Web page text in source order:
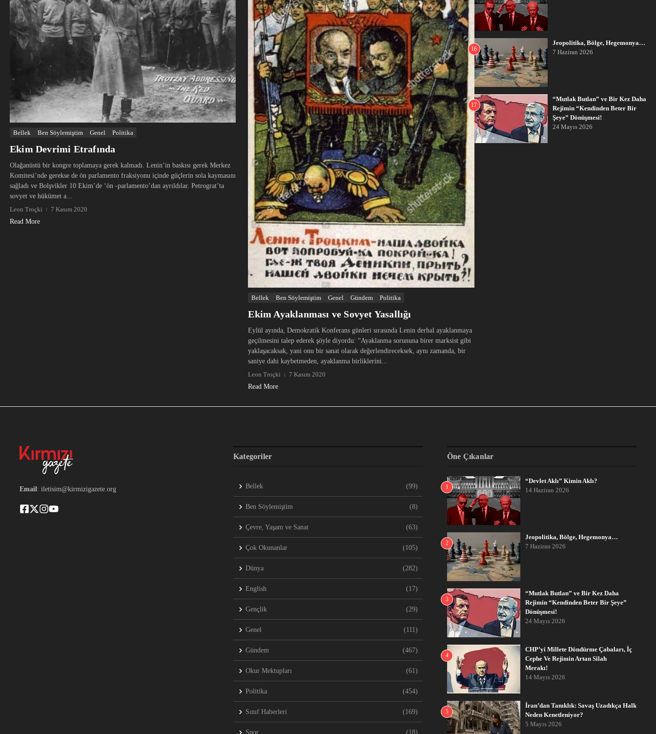
Bellek Ben Söylemiştim Genel Politika
Ekim Devrimi Etrafında
Olağanüstü bir kongre toplamaya gerek kalmadı. Lenin’in baskısı gerek Merkez
Komitesi’nde gerekse de ön parlamento fraksiyonu içinde güçlerin sola kaymasını
sağladı ve Bolşvikler 10 Ekim’de ‘ön -parlamento’dan ayrıldılar. Petrograt’ta
sovyet ve hükümet a...
Leon Troçki
7 Kasım 2020
Read More
Bellek Ben Söylemiştim Genel Gündem Politika
Ekim Ayaklanması ve Sovyet Yasallığı
Eylül ayında, Demokratik Konferans günleri sırasında Lenin derhal ayaklanmaya
geçilmesini talep ederek şöyle diyordu: “Ayaklanma sorununa birer marksist gibi
yaklaşacaksak, yani onu bir sanat olarak değerlendireceksek, aynı zamanda, bir
saniye dahi kaybetmeden, ayaklanma birliklerini...
Leon Troçki
7 Kasım 2020
Read More
16
Jeopolitika, Bölge, Hegemonya…
7 Haziran 2026
17
“Mutlak Butlan” ve Bir Kez Daha
Rejimin “Kendinden Beter Bir
Şeye” Dönüşmesi!
24 Mayıs 2026
Email: iletisim@kirmizigazete.org
Kategoriler
Bellek (99)
Ben Söylemiştim (8)
Çevre, Yaşam ve Sanat (63)
Çok Okunanlar (105)
Dünya (282)
English (17)
Gençlik (29)
Genel (111)
Gündem (467)
Okur Mektupları (61)
Politika (454)
Sınıf Haberleri (169)
Spor (18)
Öne Çıkanlar
1
“Devlet Aklı” Kimin Aklı?
14 Haziran 2026
2
Jeopolitika, Bölge, Hegemonya…
7 Haziran 2026
3
“Mutlak Butlan” ve Bir Kez Daha
Rejimin “Kendinden Beter Bir Şeye”
Dönüşmesi!
24 Mayıs 2026
4
CHP’yi Millete Döndürme Çabaları, İç
Cephe Ve Rejimin Artan Silah
Merakı!
14 Mayıs 2026
5
İran’dan Tanıklık: Savaş Uzadıkça Halk
Neden Kenetleniyor?
5 Mayıs 2026